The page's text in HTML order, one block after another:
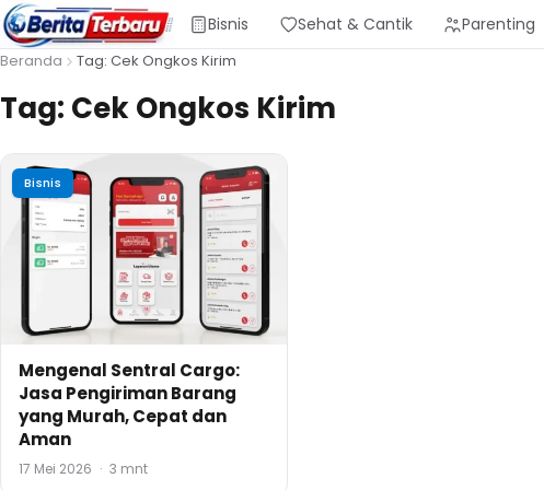
Bisnis Sehat & Cantik Parenting
Beranda Tag: Cek Ongkos Kirim
Tag: Cek Ongkos Kirim
Bisnis
Mengenal Sentral Cargo:
Jasa Pengiriman Barang
yang Murah, Cepat dan
Aman
17 Mei 2026 · 3 mnt